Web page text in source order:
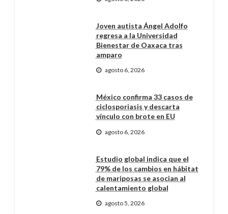
Joven autista Ángel Adolfo
regresa a la Universidad
Bienestar de Oaxaca tras
amparo
agosto 6, 2026
México confirma 33 casos de
ciclosporiasis y descarta
vínculo con brote en EU
agosto 6, 2026
Estudio global indica que el
79% de los cambios en hábitat
de mariposas se asocian al
calentamiento global
agosto 5, 2026